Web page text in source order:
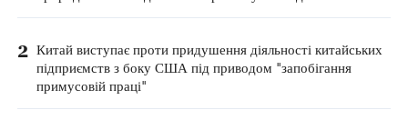
2 Китай виступає проти придушення діяльності китайських
підприємств з боку США під приводом "запобігання
примусовій праці"